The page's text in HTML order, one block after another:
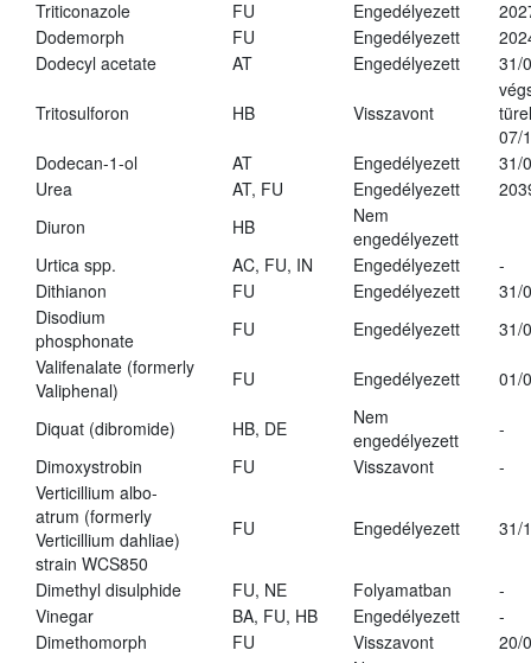
Triticonazole
FU Engedélyezett
Dodemorph
FU Engedélyezett
Dodecyl acetate
AT Engedélyezett 31/
Tritosulforon HB Visszavont
07/
Dodecan-1-ol
AT Engedélyezett
31/
Urea
AT, FU Engedélyezett
Diuron
HB
Nem
engedélyezett
Urtica spp.
AC, FU, IN Engedélyezett
-
Dithianon
FU Engedélyezett
31/
Disodium
phosphonate
FU Engedélyezett
31/
Valifenalate (formerly
Valiphenal)
FU Engedélyezett 01/
Diquat (dibromide) HB, DE
Nem
engedélyezett
-
Dimoxystrobin
FU Visszavont
-
Verticillium albo-
atrum (formerly
Verticillium dahliae)
strain WCS850
FU Engedélyezett 31/
Dimethyl disulphide FU, NE Folyamatban
-
Vinegar
BA, FU, HB Engedélyezett
-
Dimethomorph
FU Visszavont
20/